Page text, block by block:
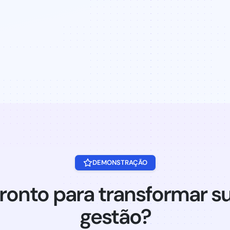
DEMONSTRAÇÃO
para transformar
gestão?